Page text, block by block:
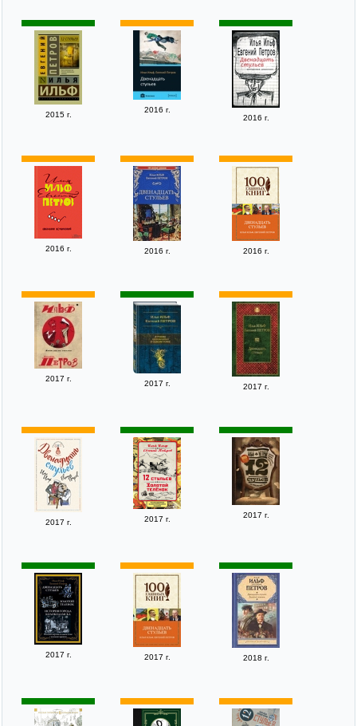
2015 г.
2016 г.
2016 г.
2016 г. 2016 г. 2016 г.
2017 г.
2017 г. 2017 г.
2017 г. 2017 г. 2017 г.
2017 г. 2017 г. 2018 г.